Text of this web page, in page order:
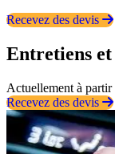
Recevez des devis
Entretiens
Actuellement à
Recevez des devis